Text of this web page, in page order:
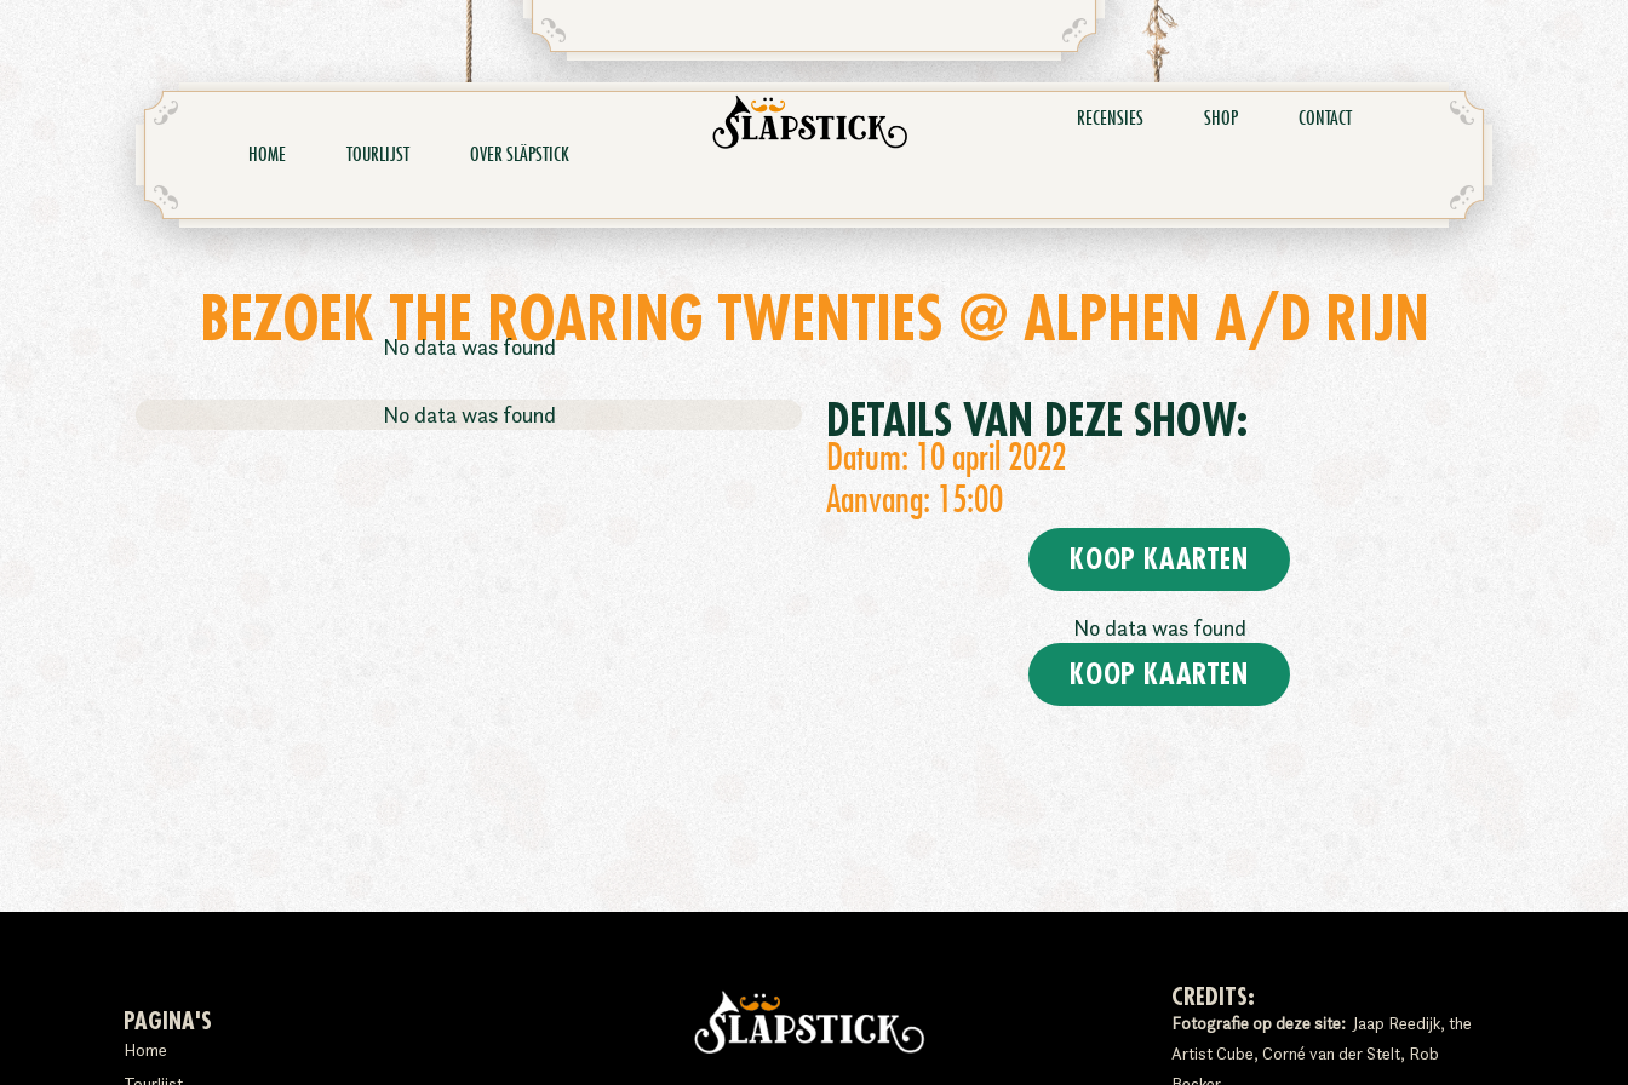
HOME TOURLIJST OVER SLÄPSTICK
RECENSIES SHOP CONTACT
BEZOEK THE ROARING TWENTIES @ ALPHEN A/D RIJN
DETAILS VAN DEZE SHOW:
Datum: 10 april 2022
Aanvang: 15:00
KOOP KAARTEN
No data was found
KOOP KAARTEN
No data was found
No data was found
PAGINA'S
Home
CREDITS:
Fotografie op deze site: Jaap Reedijk, the
Artist Cube, Corné van der Stelt, Rob